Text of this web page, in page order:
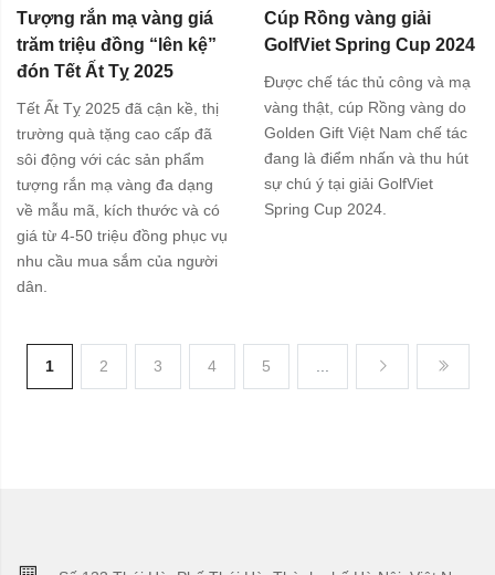
Tượng rắn mạ vàng giá
trăm triệu đồng “lên kệ”
đón Tết Ất Tỵ 2025
Tết Ất Tỵ 2025 đã cận kề, thị
trường quà tặng cao cấp đã
sôi động với các sản phẩm
tượng rắn mạ vàng đa dạng
về mẫu mã, kích thước và có
giá từ 4-50 triệu đồng phục vụ
nhu cầu mua sắm của người
dân.
Cúp Rồng vàng giải
GolfViet Spring Cup 2024
Được chế tác thủ công và mạ
vàng thật, cúp Rồng vàng do
Golden Gift Việt Nam chế tác
đang là điểm nhấn và thu hút
sự chú ý tại giải GolfViet
Spring Cup 2024.
1 2 3 4 5